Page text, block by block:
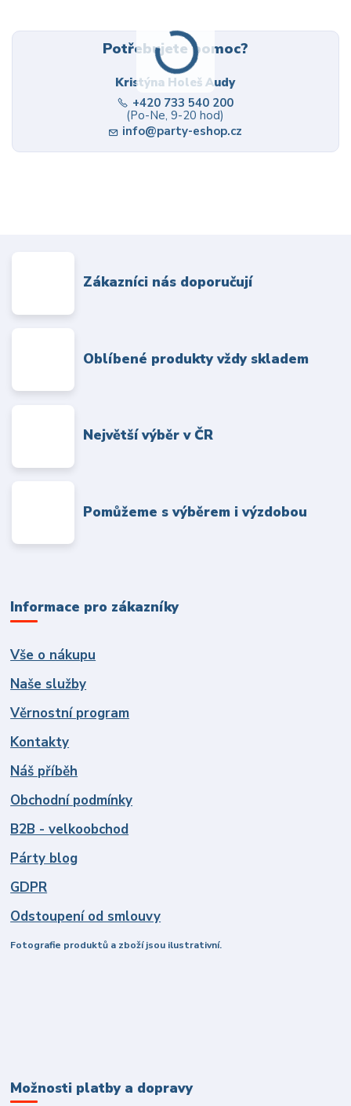
Potřebujete pomoc?
Kristýna Holeš Audy
+420 733 540 200
(Po-Ne, 9-20 hod)
info@party-eshop.cz
Zákazníci nás doporučují
Oblíbené produkty vždy skladem
Největší výběr v ČR
Pomůžeme s výběrem i výzdobou
Informace pro zákazníky
Vše o nákupu
Naše služby
Věrnostní program
Kontakty
Náš příběh
Obchodní podmínky
B2B - velkoobchod
Párty blog
GDPR
Odstoupení od smlouvy
Fotografie produktů a zboží jsou ilustrativní.
Možnosti platby a dopravy